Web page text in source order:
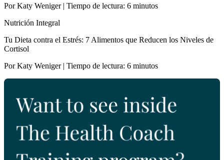
Por Katy Weniger | Tiempo de lectura: 6 minutos
Nutrición Integral
Tu Dieta contra el Estrés: 7 Alimentos que Reducen los Niveles de
Cortisol
Por Katy Weniger | Tiempo de lectura: 6 minutos